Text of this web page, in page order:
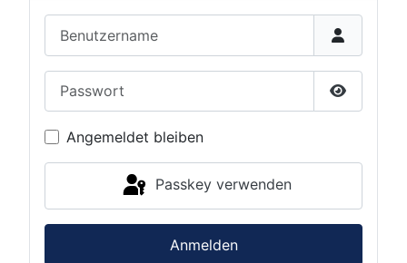
Passwort
Angemeldet bleiben
Passkey verwenden
Anmelden